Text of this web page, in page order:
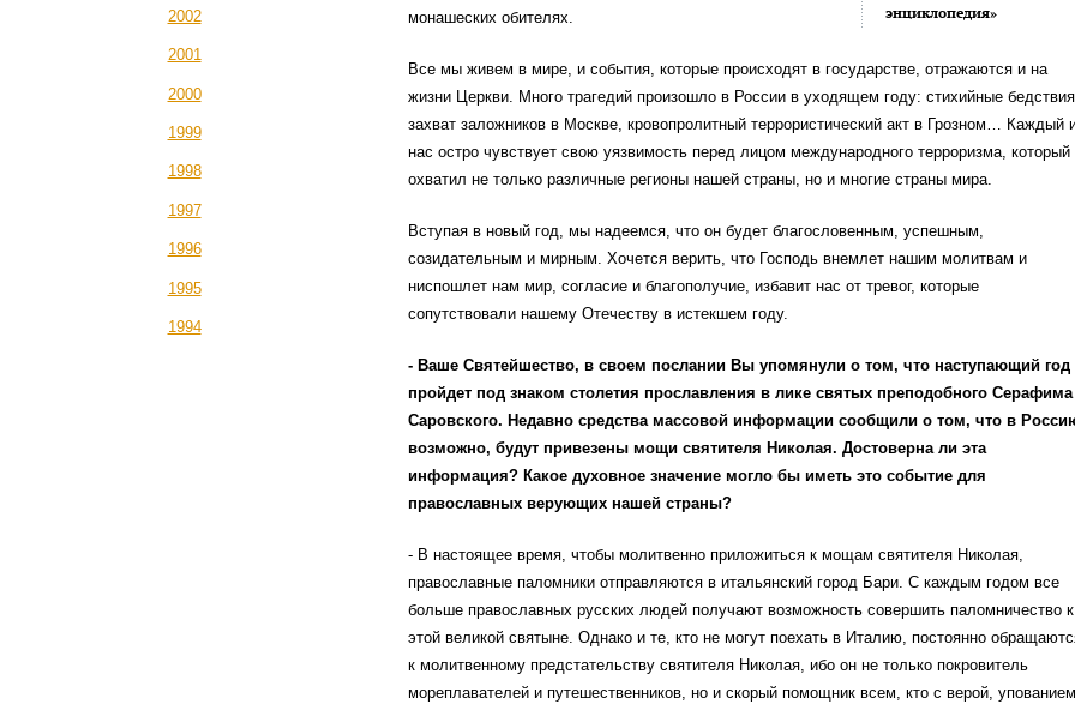
2002
2001
2000
1999
1998
1997
1996
1995
1994
энциклопедия»
монашеских обителях.
Все мы живем в мире, и события, которые происходят в государстве, отражаются и на
жизни Церкви. Много трагедий произошло в России в уходящем году: стихийные бедствия,
захват заложников в Москве, кровопролитный террористический акт в Грозном… Каждый
нас остро чувствует свою уязвимость перед лицом международного терроризма, который
охватил не только различные регионы нашей страны, но и многие страны мира.
Вступая в новый год, мы надеемся, что он будет благословенным, успешным,
созидательным и мирным. Хочется верить, что Господь внемлет нашим молитвам и
ниспошлет нам мир, согласие и благополучие, избавит нас от тревог, которые
сопутствовали нашему Отечеству в истекшем году.
- Ваше Святейшество, в своем послании Вы упомянули о том, что наступающий год
пройдет под знаком столетия прославления в лике святых преподобного Серафима
Саровского. Недавно средства массовой информации сообщили о том, что в
возможно, будут привезены мощи святителя Николая. Достоверна ли эта
информация? Какое духовное значение могло бы иметь это событие для
православных верующих нашей страны?
- В настоящее время, чтобы молитвенно приложиться к мощам святителя Николая,
православные паломники отправляются в итальянский город Бари. С каждым годом все
больше православных русских людей получают возможность совершить паломничество к
этой великой святыне. Однако и те, кто не могут поехать в Италию, постоянно
к молитвенному предстательству святителя Николая, ибо он не только покровитель
мореплавателей и путешественников, но и скорый помощник всем, кто с верой, упованием